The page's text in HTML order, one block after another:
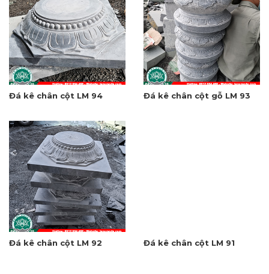
Đá kê chân cột LM 94 Đá kê chân cột gỗ LM 93
Đá kê chân cột LM 92 Đá kê chân cột LM 91